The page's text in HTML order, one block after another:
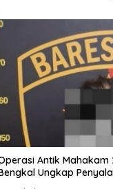
Antik Mahakam
Ungkap